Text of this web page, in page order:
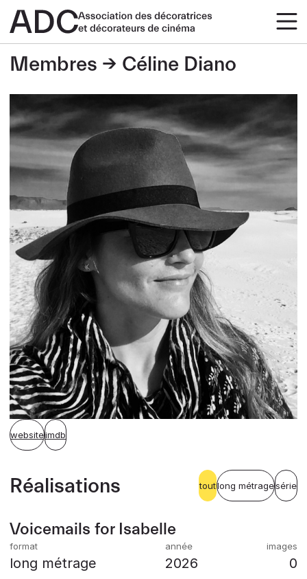
Membres Céline Diano
websiteimdb
Réalisations toutlong métragesérie
Voicemails for Isabelle
long métrage 2026 0